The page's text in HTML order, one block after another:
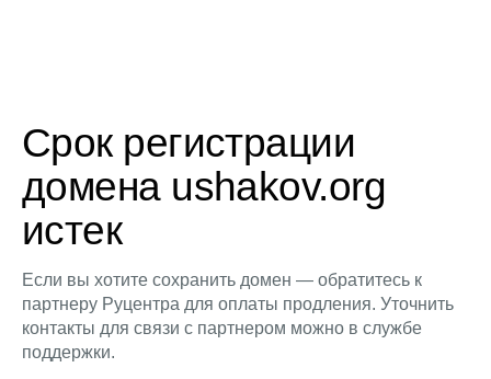
Срок регистрации
домена ushakov.org
истек
Если вы хотите сохранить домен — обратитесь к
партнеру Руцентра для оплаты продления. Уточнить
контакты для связи с партнером можно в службе
поддержки.